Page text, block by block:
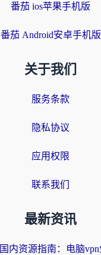
番茄 ios苹果手机版
番茄 Android安卓手机版
关于我们
服务条款
隐私协议
应用权限
联系我们
最新资讯